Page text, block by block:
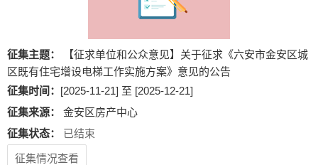
征集主题：
【征求单位和公众意见】关于征求《六安市金安区城
区既有住宅增设电梯工作实施方案》意见的公告
征集时间： [2025-11-21] 至 [2025-12-21]
征集来源：
金安区房产中心
征集状态：
已结束
征集情况查看